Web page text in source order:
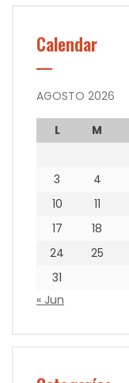
Calendar
AGOSTO 2026
L M
3
4
10
11
17
18
24
25
31
« Jun